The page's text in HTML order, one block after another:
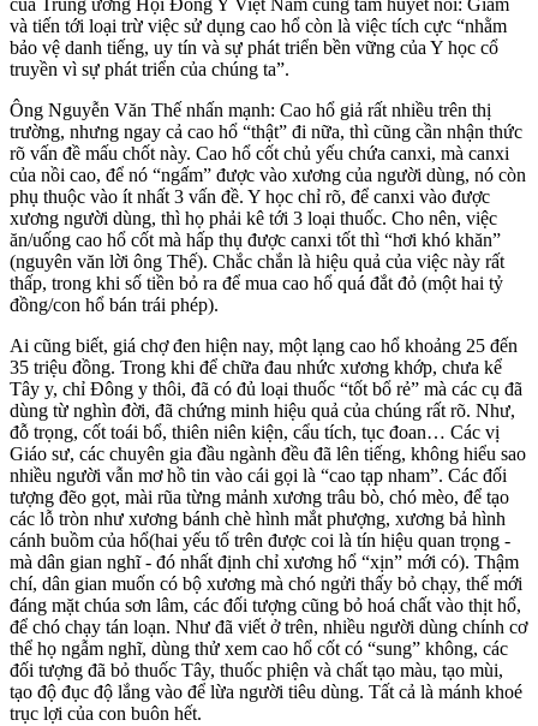
của Trung ương Hội Đông Y Việt Nam cũng tâm huyết nói: Giảm
và tiến tới loại trừ việc sử dụng cao hổ còn là việc tích cực “nhằm
bảo vệ danh tiếng, uy tín và sự phát triển bền vững của Y học cổ
truyền vì sự phát triển của chúng ta”.
Ông Nguyễn Văn Thế nhấn mạnh: Cao hổ giả rất nhiều trên thị
trường, nhưng ngay cả cao hổ “thật” đi nữa, thì cũng cần nhận thức
rõ vấn đề mấu chốt này. Cao hổ cốt chủ yếu chứa canxi, mà canxi
của nồi cao, để nó “ngấm” được vào xương của người dùng, nó còn
phụ thuộc vào ít nhất 3 vấn đề. Y học chỉ rõ, để canxi vào được
xương người dùng, thì họ phải kê tới 3 loại thuốc. Cho nên, việc
ăn/uống cao hổ cốt mà hấp thụ được canxi tốt thì “hơi khó khăn”
(nguyên văn lời ông Thế). Chắc chắn là hiệu quả của việc này rất
thấp, trong khi số tiền bỏ ra để mua cao hổ quá đắt đỏ (một hai tỷ
đồng/con hổ bán trái phép).
Ai cũng biết, giá chợ đen hiện nay, một lạng cao hổ khoảng 25 đến
35 triệu đồng. Trong khi để chữa đau nhức xương khớp, chưa kể
Tây y, chỉ Đông y thôi, đã có đủ loại thuốc “tốt bổ rẻ” mà các cụ đã
dùng từ nghìn đời, đã chứng minh hiệu quả của chúng rất rõ. Như,
đỗ trọng, cốt toái bổ, thiên niên kiện, cẩu tích, tục đoan… Các vị
Giáo sư, các chuyên gia đầu ngành đều đã lên tiếng, không hiểu sao
nhiều người vẫn mơ hồ tin vào cái gọi là “cao tạp nham”. Các đối
tượng đẽo gọt, mài rũa từng mảnh xương trâu bò, chó mèo, để tạo
các lỗ tròn như xương bánh chè hình mắt phượng, xương bả hình
cánh buồm của hổ(hai yếu tố trên được coi là tín hiệu quan trọng -
mà dân gian nghĩ - đó nhất định chỉ xương hổ “xịn” mới có). Thậm
chí, dân gian muốn có bộ xương mà chó ngửi thấy bỏ chạy, thế mới
đáng mặt chúa sơn lâm, các đối tượng cũng bỏ hoá chất vào thịt hổ,
để chó chạy tán loạn. Như đã viết ở trên, nhiều người dùng chính cơ
thể họ ngẫm nghĩ, dùng thử xem cao hổ cốt có “sung” không, các
đối tượng đã bỏ thuốc Tây, thuốc phiện và chất tạo màu, tạo mùi,
tạo độ đục độ lắng vào để lừa người tiêu dùng. Tất cả là mánh khoé
trục lợi của con buôn hết.